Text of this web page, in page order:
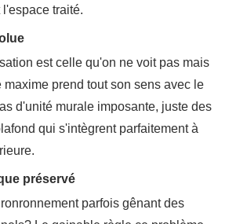
traité.
est celle qu'on ne voit pas mais
maxime prend tout son sens avec le
d'unité murale imposante, juste des
qui s'intègrent parfaitement à
préservé
parfois gênant des